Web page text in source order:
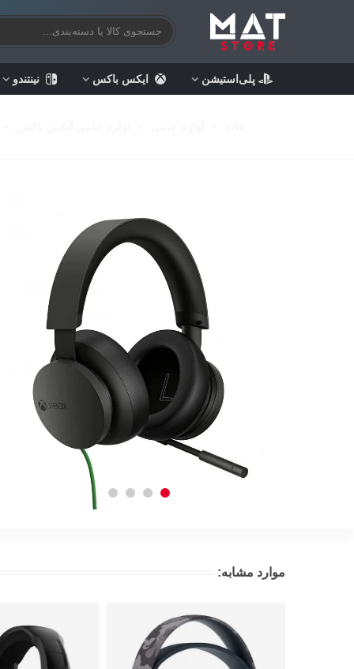
پلی‌استیشن ایکس باکس نینتندو
موارد مشابه: